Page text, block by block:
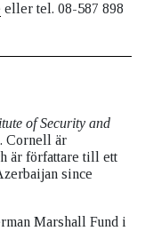
eller tel. 08-587 898
of Security and
Cornell är
är författare till ett
since
Marshall Fund i